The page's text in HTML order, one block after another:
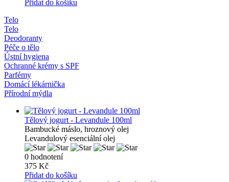
Přidat do košíku
Telo
Telo
Deodoranty
Péče o tělo
Ústní hygiena
Ochranné krémy s SPF
Parfémy
Domácí lékárnička
Přírodní mýdla
Tělový jogurt - Levandule 100ml
Bambucké máslo, hroznový olej
Levandulový esenciální olej
0 hodnotení
375 Kč
Přidat do košíku